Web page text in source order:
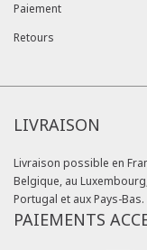
Paiement
Retours
LIVRAISON
Livraison possible en
Belgique, au
Portugal et aux Pays-Bas.
PAIEMENTS